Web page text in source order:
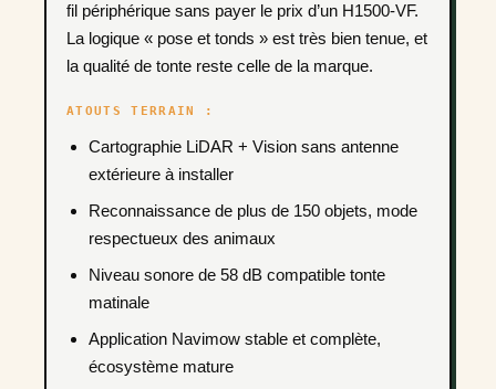
fil périphérique sans payer le prix d’un H1500-VF.
La logique « pose et tonds » est très bien tenue, et
la qualité de tonte reste celle de la marque.
ATOUTS TERRAIN :
Cartographie LiDAR + Vision sans antenne
extérieure à installer
Reconnaissance de plus de 150 objets, mode
respectueux des animaux
Niveau sonore de 58 dB compatible tonte
matinale
Application Navimow stable et complète,
écosystème mature